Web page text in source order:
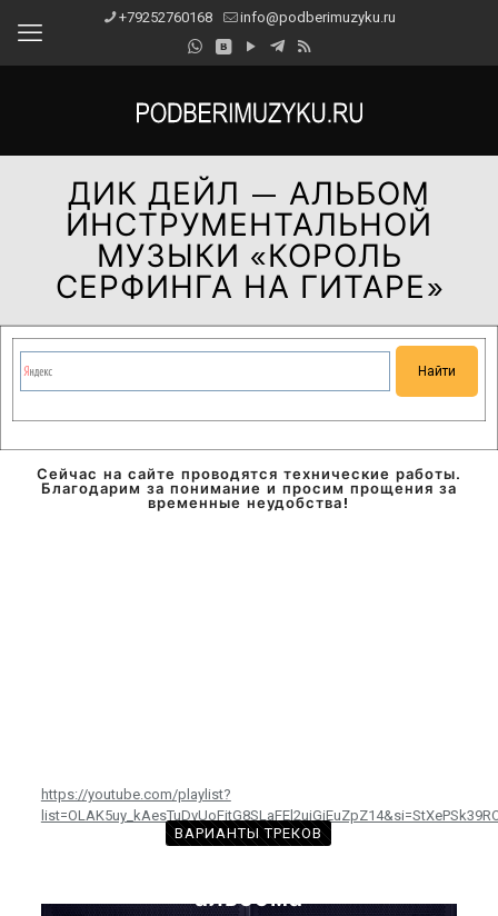
+79252760168 info@podberimuzyku.ru
ДИК ДЕЙЛ — АЛЬБОМ
ИНСТРУМЕНТАЛЬНОЙ
МУЗЫКИ «КОРОЛЬ
СЕРФИНГА НА ГИТАРЕ»
Сейчас на сайте проводятся технические работы.
Благодарим за понимание и просим прощения за
временные неудобства!
https://youtube.com/playlist?
ВАРИАНТЫ ТРЕКОВ